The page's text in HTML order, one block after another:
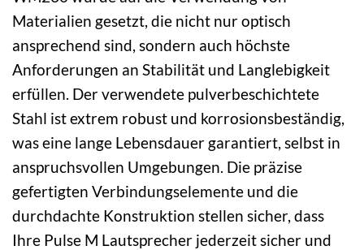
Materialien gesetzt, die nicht nur optisch
ansprechend sind, sondern auch höchste
Anforderungen an Stabilität und Langlebigkeit
erfüllen. Der verwendete pulverbeschichtete
Stahl ist extrem robust und korrosionsbeständig,
was eine lange Lebensdauer garantiert, selbst in
anspruchsvollen Umgebungen. Die präzise
gefertigten Verbindungselemente und die
durchdachte Konstruktion stellen sicher, dass
Ihre Pulse M Lautsprecher jederzeit sicher und